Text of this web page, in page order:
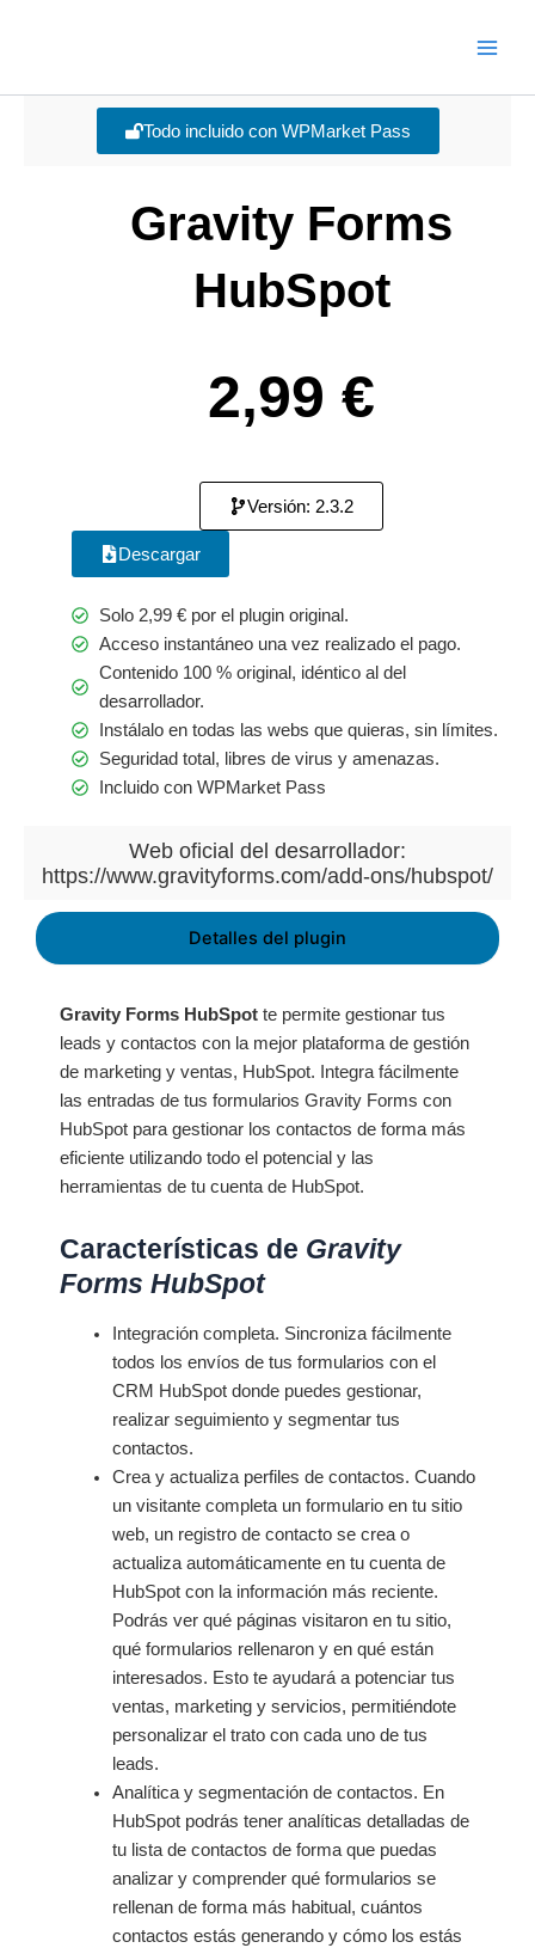
Todo incluido con WPMarket Pass
Gravity Forms
HubSpot
2,99 €
Descargar
Versión: 2.3.2
Solo 2,99 €por el plugin original.
Acceso instantáneo una vez realizado el pago.
Contenido 100 % original, idéntico al del
desarrollador.
Instálalo en todas las webs que quieras, sin límites.
Seguridad total, libres de virus y amenazas.
Incluido con WPMarket Pass
Web oficial del desarrollador:
https://www.gravityforms.com/add-ons/hubspot/
Detalles del plugin
Gravity Forms HubSpot te permite gestionar tus
leads y contactos con la mejor plataforma de gestión
de marketing y ventas, HubSpot. Integra fácilmente
las entradas de tus formularios Gravity Forms con
HubSpot para gestionar los contactos de forma más
eficiente utilizando todo el potencial y las
herramientas de tu cuenta de HubSpot.
Características de Gravity
Forms HubSpot
Integración completa. Sincroniza fácilmente
todos los envíos de tus formularios con el
CRM HubSpot donde puedes gestionar,
realizar seguimiento y segmentar tus
contactos.
Crea y actualiza perfiles de contactos. Cuando
un visitante completa un formulario en tu sitio
web, un registro de contacto se crea o
actualiza automáticamente en tu cuenta de
HubSpot con la información más reciente.
Podrás ver qué páginas visitaron en tu sitio,
qué formularios rellenaron y en qué están
interesados. Esto te ayudará a potenciar tus
ventas, marketing y servicios, permitiéndote
personalizar el trato con cada uno de tus
leads.
Analítica y segmentación de contactos. En
HubSpot podrás tener analíticas detalladas de
tu lista de contactos de forma que puedas
analizar y comprender qué formularios se
rellenan de forma más habitual, cuántos
contactos estás generando y cómo los estás